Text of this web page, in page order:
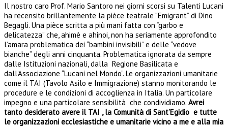
Il nostro caro Prof. Mario Santoro nei giorni scorsi su Talenti Lucani
ha recensito brillantemente la pièce teatrale “Emigrant” di Dino
Begagli. Una pièce scritta a più mani fatta con “garbo e
delicatezza” che, ahimè e ahinoi, non ha seriamente approfondito
l’amara problematica dei “bambini invisibili” e delle “vedove
bianche” degli anni cinquanta. Problematica ignorata da sempre
dalle Istituzioni nazionali, dalla Regione Basilicata e
dall’Associazione “Lucani nel Mondo”. Le organizzazioni umanitarie
come il TAI (Tavolo Asilo e Immigrazione) stanno monitorando le
procedure e le condizioni di accoglienza in Italia. Un particolare
impegno e una particolare sensibilità che condividiamo. Avrei
tanto desiderato avere il TAI , la Comunità di Sant’Egidio e tutte
le organizzazioni ecclesiastiche e umanitarie vicino a me e alla mia